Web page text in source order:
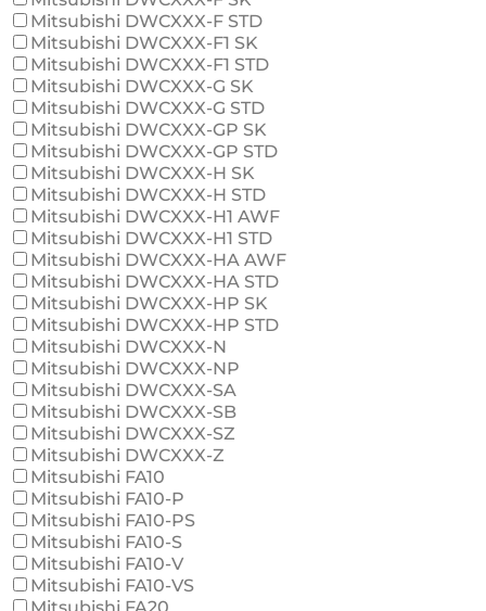
Mitsubishi DWCXXX-F STD
Mitsubishi DWCXXX-F1 SK
Mitsubishi DWCXXX-F1 STD
Mitsubishi DWCXXX-G SK
Mitsubishi DWCXXX-G STD
Mitsubishi DWCXXX-GP SK
Mitsubishi DWCXXX-GP STD
Mitsubishi DWCXXX-H SK
Mitsubishi DWCXXX-H STD
Mitsubishi DWCXXX-H1 AWF
Mitsubishi DWCXXX-H1 STD
Mitsubishi DWCXXX-HA AWF
Mitsubishi DWCXXX-HA STD
Mitsubishi DWCXXX-HP SK
Mitsubishi DWCXXX-HP STD
Mitsubishi DWCXXX-N
Mitsubishi DWCXXX-NP
Mitsubishi DWCXXX-SA
Mitsubishi DWCXXX-SB
Mitsubishi DWCXXX-SZ
Mitsubishi DWCXXX-Z
Mitsubishi FA10
Mitsubishi FA10-P
Mitsubishi FA10-PS
Mitsubishi FA10-S
Mitsubishi FA10-V
Mitsubishi FA10-VS